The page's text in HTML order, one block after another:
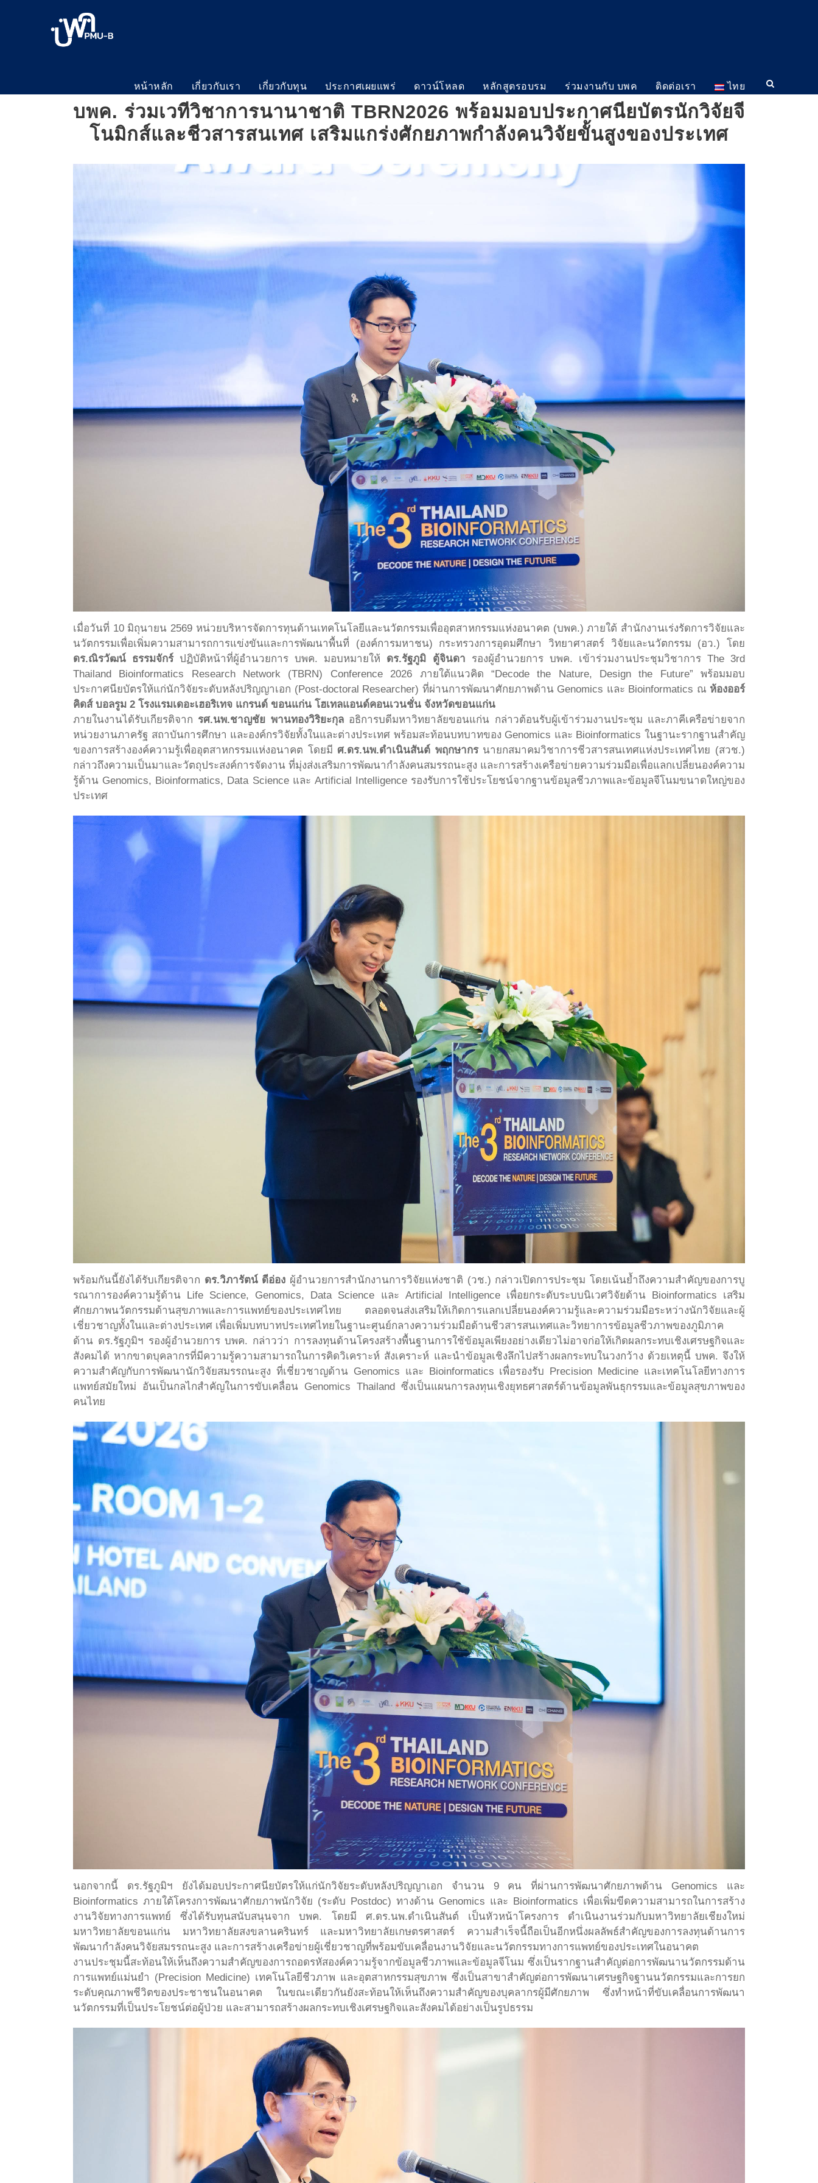
หน้าหลัก เกี่ยวกับเรา เกี่ยวกับทุน ประกาศเผยแพร่ ดาวน์โหลด หลักสูตรอบรม ร่วมงานกับ บพค ติดต่อเรา ไทย
บพค. ร่วมเวทีวิชาการนานาชาติ TBRN2026 พร้อมมอบประกาศนียบัตรนักวิจัยจี
โนมิกส์และชีวสารสนเทศ เสริมแกร่งศักยภาพกำลังคนวิจัยขั้นสูงของประเทศ
เมื่อวันที่ 10 มิถุนายน 2569 หน่วยบริหารจัดการทุนด้านเทคโนโลยีและนวัตกรรมเพื่ออุตสาหกรรมแห่งอนาคต (บพค.) ภายใต้ สำนักงานเร่งรัดการวิจัยและ
นวัตกรรมเพื่อเพิ่มความสามารถการแข่งขันและการพัฒนาพื้นที่ (องค์การมหาชน) กระทรวงการอุดมศึกษา วิทยาศาสตร์ วิจัยและนวัตกรรม (อว.) โดย
ดร.ณิรวัฒน์ ธรรมจักร์ปฏิบัติหน้าที่ผู้อำนวยการ บพค. มอบหมายให้ ดร.รัฐภูมิ ตู้จินดา รองผู้อำนวยการ บพค. เข้าร่วมงานประชุมวิชาการ The 3rd
Thailand Bioinformatics Research Network (TBRN) Conference 2026 ภายใต้แนวคิด “Decode the Nature, Design the Future” พร้อมมอบ
ประกาศนียบัตรให้แก่นักวิจัยระดับหลังปริญญาเอก (Post-doctoral Researcher) ที่ผ่านการพัฒนาศักยภาพด้าน Genomics และ Bioinformatics ณ ห้องออร์
คิดส์ บอลรูม 2 โรงแรมเดอะเฮอริเทจ แกรนด์ ขอนแก่น โฮเทลแอนด์คอนเวนชั่น จังหวัดขอนแก่น
ภายในงานได้รับเกียรติจาก รศ.นพ.ชาญชัย พานทองวิริยะกุลอธิการบดีมหาวิทยาลัยขอนแก่น กล่าวต้อนรับผู้เข้าร่วมงานประชุม และภาคีเครือข่ายจาก
หน่วยงานภาครัฐ สถาบันการศึกษา และองค์กรวิจัยทั้งในและต่างประเทศ พร้อมสะท้อนบทบาทของ Genomics และ Bioinformatics ในฐานะรากฐานสำคัญ
ของการสร้างองค์ความรู้เพื่ออุตสาหกรรมแห่งอนาคต โดยมีศ.ดร.นพ.ดำเนินสันต์ พฤกษากรนายกสมาคมวิชาการชีวสารสนเทศแห่งประเทศไทย (สวช.)
กล่าวถึงความเป็นมาและวัตถุประสงค์การจัดงาน ที่มุ่งส่งเสริมการพัฒนากำลังคนสมรรถนะสูง และการสร้างเครือข่ายความร่วมมือเพื่อแลกเปลี่ยนองค์ความ
รู้ด้าน Genomics, Bioinformatics, Data Science และ Artificial Intelligence รองรับการใช้ประโยชน์จากฐานข้อมูลชีวภาพและข้อมูลจีโนมขนาดใหญ่ของ
ประเทศ
พร้อมกันนี้ยังได้รับเกียรติจาก ดร.วิภารัตน์ ดีอ่อง ผู้อำนวยการสำนักงานการวิจัยแห่งชาติ (วช.) กล่าวเปิดการประชุม โดยเน้นย้ำถึงความสำคัญของการบู
รณาการองค์ความรู้ด้าน Life Science, Genomics, Data Science และ Artificial Intelligence เพื่อยกระดับระบบนิเวศวิจัยด้าน Bioinformatics เสริม
ศักยภาพนวัตกรรมด้านสุขภาพและการแพทย์ของประเทศไทย ตลอดจนส่งเสริมให้เกิดการแลกเปลี่ยนองค์ความรู้และความร่วมมือระหว่างนักวิจัยและผู้
เชี่ยวชาญทั้งในและต่างประเทศ เพื่อเพิ่มบทบาทประเทศไทยในฐานะศูนย์กลางความร่วมมือด้านชีวสารสนเทศและวิทยาการข้อมูลชีวภาพของภูมิภาค
ด้าน ดร.รัฐภูมิฯ รองผู้อำนวยการ บพค. กล่าวว่า การลงทุนด้านโครงสร้างพื้นฐานการใช้ข้อมูลเพียงอย่างเดียวไม่อาจก่อให้เกิดผลกระทบเชิงเศรษฐกิจและ
สังคมได้ หากขาดบุคลากรที่มีความรู้ความสามารถในการคิดวิเคราะห์ สังเคราะห์ และนำข้อมูลเชิงลึกไปสร้างผลกระทบในวงกว้าง ด้วยเหตุนี้ บพค. จึงให้
ความสำคัญกับการพัฒนานักวิจัยสมรรถนะสูง ที่เชี่ยวชาญด้าน Genomics และ Bioinformatics เพื่อรองรับ Precision Medicine และเทคโนโลยีทางการ
แพทย์สมัยใหม่ อันเป็นกลไกสำคัญในการขับเคลื่อน Genomics Thailand ซึ่งเป็นแผนการลงทุนเชิงยุทธศาสตร์ด้านข้อมูลพันธุกรรมและข้อมูลสุขภาพของ
คนไทย
นอกจากนี้ ดร.รัฐภูมิฯ ยังได้มอบประกาศนียบัตรให้แก่นักวิจัยระดับหลังปริญญาเอก จำนวน 9 คน ที่ผ่านการพัฒนาศักยภาพด้าน Genomics และ
Bioinformatics ภายใต้โครงการพัฒนาศักยภาพนักวิจัย (ระดับ Postdoc) ทางด้าน Genomics และ Bioinformatics เพื่อเพิ่มขีดความสามารถในการสร้าง
งานวิจัยทางการแพทย์ ซึ่งได้รับทุนสนับสนุนจาก บพค. โดยมี ศ.ดร.นพ.ดำเนินสันต์ เป็นหัวหน้าโครงการ ดำเนินงานร่วมกับมหาวิทยาลัยเชียงใหม่
มหาวิทยาลัยขอนแก่น มหาวิทยาลัยสงขลานครินทร์ และมหาวิทยาลัยเกษตรศาสตร์ ความสำเร็จนี้ถือเป็นอีกหนึ่งผลลัพธ์สำคัญของการลงทุนด้านการ
พัฒนากำลังคนวิจัยสมรรถนะสูง และการสร้างเครือข่ายผู้เชี่ยวชาญที่พร้อมขับเคลื่อนงานวิจัยและนวัตกรรมทางการแพทย์ของประเทศในอนาคต
งานประชุมนี้สะท้อนให้เห็นถึงความสำคัญของการถอดรหัสองค์ความรู้จากข้อมูลชีวภาพและข้อมูลจีโนม ซึ่งเป็นรากฐานสำคัญต่อการพัฒนานวัตกรรมด้าน
การแพทย์แม่นยำ (Precision Medicine) เทคโนโลยีชีวภาพ และอุตสาหกรรมสุขภาพ ซึ่งเป็นสาขาสำคัญต่อการพัฒนาเศรษฐกิจฐานนวัตกรรมและการยก
ระดับคุณภาพชีวิตของประชาชนในอนาคต ในขณะเดียวกันยังสะท้อนให้เห็นถึงความสำคัญของบุคลากรผู้มีศักยภาพ ซึ่งทำหน้าที่ขับเคลื่อนการพัฒนา
นวัตกรรมที่เป็นประโยชน์ต่อผู้ป่วย และสามารถสร้างผลกระทบเชิงเศรษฐกิจและสังคมได้อย่างเป็นรูปธรรม